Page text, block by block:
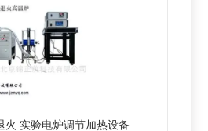
火 实验电炉调节加热设备